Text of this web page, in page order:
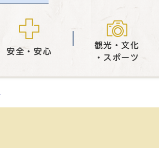
安全・安心
観光・文化
・スポーツ